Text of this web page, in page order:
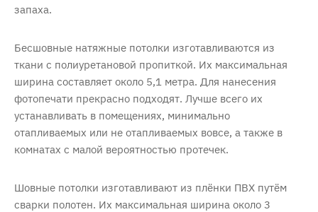
запаха.
Бесшовные натяжные потолки изготавливаются из
ткани с полиуретановой пропиткой. Их максимальная
ширина составляет около 5,1 метра. Для нанесения
фотопечати прекрасно подходят. Лучше всего их
устанавливать в помещениях, минимально
отапливаемых или не отапливаемых вовсе, а также в
комнатах с малой вероятностью протечек.
Шовные потолки изготавливают из плёнки ПВХ путём
сварки полотен. Их максимальная ширина около 3